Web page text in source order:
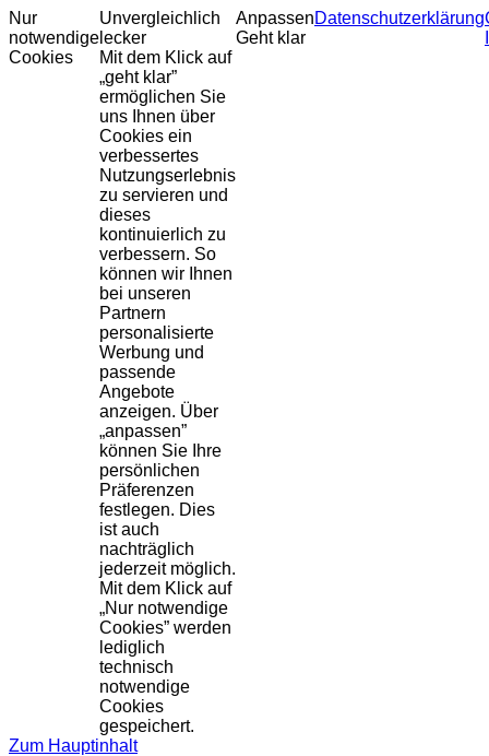
Nur
notwendige
Cookies
Unvergleichlich
lecker
Mit dem Klick auf
„geht klar”
ermöglichen Sie
uns Ihnen über
Cookies ein
verbessertes
Nutzungserlebnis
zu servieren und
dieses
kontinuierlich zu
verbessern. So
können wir Ihnen
bei unseren
Partnern
personalisierte
Werbung und
passende
Angebote
anzeigen. Über
„anpassen”
können Sie Ihre
persönlichen
Präferenzen
festlegen. Dies
ist auch
nachträglich
jederzeit möglich.
Mit dem Klick auf
„Nur notwendige
Cookies” werden
lediglich
technisch
notwendige
Cookies
gespeichert.
Anpassen
Geht klar
Datenschutzerklärung
Zum Hauptinhalt